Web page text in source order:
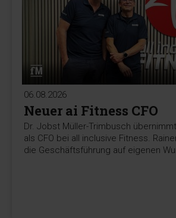
06.08.2026
Neuer ai Fitness CFO
Dr. Jobst Müller-Trimbusch
als CFO bei all inclusive Fitness.
die Geschäftsführung auf eigenen